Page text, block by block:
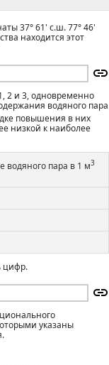
37° 61' с.ш. 77° 46'
находится этот
2 и 3, одновременно
водяного пара
повышения в них
низкой к наиболее
водяного пара в 1 м3
цифр.
указаны